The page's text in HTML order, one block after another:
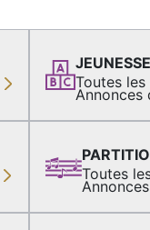
JEUNESSE
Toutes les
Annonces
Toutes